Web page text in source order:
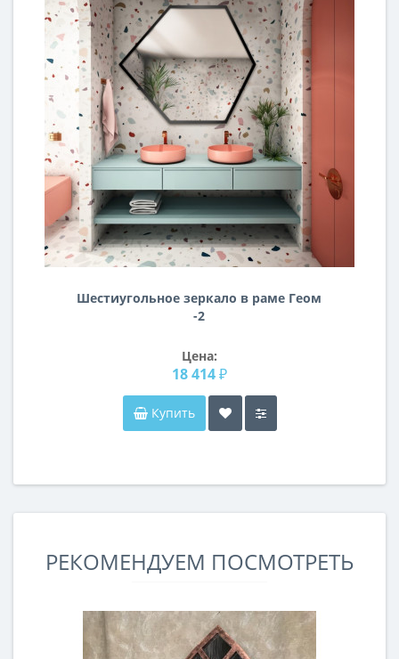
Шестиугольное зеркало в раме Геом
-2
Цена:
18 414 ₽
Купить
РЕКОМЕНДУЕМ ПОСМОТРЕТЬ